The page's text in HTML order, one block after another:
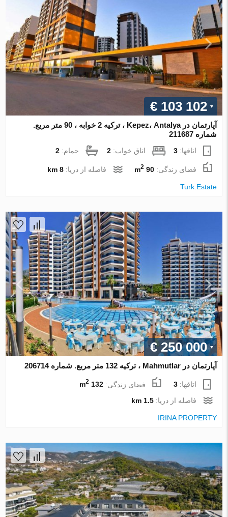
€ 103 102
آپارتمان در Kepez، Antalya ، ترکیه 2 خوابه ، 90 متر مربع.
شماره 211687
اتاقها:3 اتاق خواب:2 حمام:2
فضای زندگی:90 m
2 فاصله از دریا:8 km
Turk.Estate
€ 250 000
آپارتمان در Mahmutlar ، ترکیه 132 متر مربع. شماره 206714
اتاقها:3 فضای زندگی:132 m
2
فاصله از دریا:1.5 km
IRINA PROPERTY